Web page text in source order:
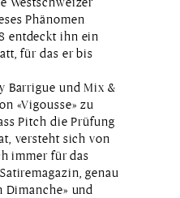
Phänomen
entdeckt ihn ein
für das er bis
Barrigue und Mix &
«Vigousse» zu
Pitch die Prüfung
versteht sich von
immer für das
genau
Dimanche» und